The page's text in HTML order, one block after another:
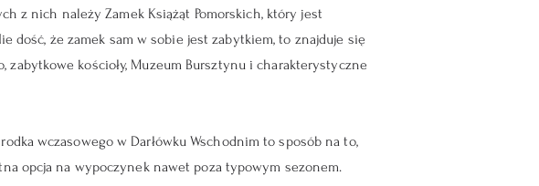
z nich należy Zamek Książąt Pomorskich, który jest
dość, że zamek sam w sobie jest zabytkiem, to znajduje się
kościoły, Muzeum Bursztynu i charakterystyczne
wczasowego w Darłówku Wschodnim to sposób na to,
opcja na wypoczynek nawet poza typowym sezonem.